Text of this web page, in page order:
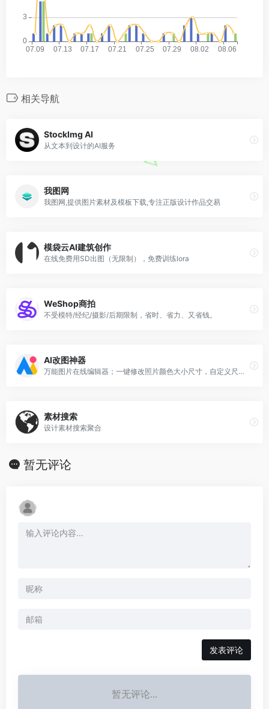
相关导航
StockImg AI
从文本到设计的AI服务
我图网
我图网,提供图片素材及模板下载,专注正版设计作品交易
模袋云AI建筑创作
在线免费用SD出图（无限制），免费训练lora
WeShop商拍
不受模特/经纪/摄影/后期限制，省时、省力、又省钱。
AI改图神器
万能图片在线编辑器；一键修改照片颜色大小尺寸，自定义尺寸图片裁剪，智能抠图添加水印文字。
素材搜索
设计素材搜索聚合
暂无评论
发表评论
暂无评论...